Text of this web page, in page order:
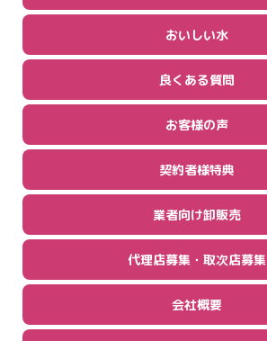
おいしい水
良くある質問
お客様の声
契約者様特典
業者向け卸販売
代理店募集・取次店募集
会社概要